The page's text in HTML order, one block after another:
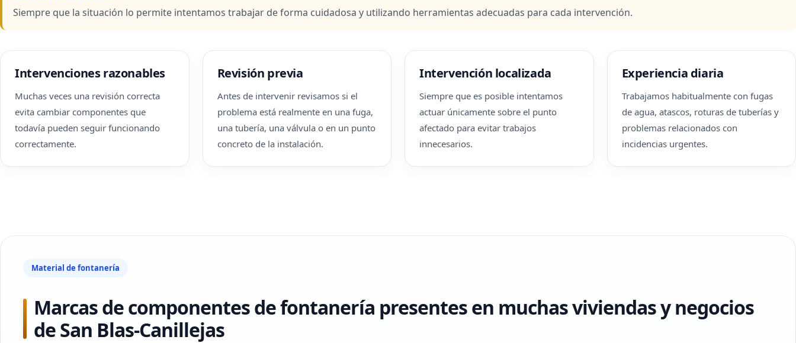
Siempre que la situación lo permite intentamos trabajar de forma cuidadosa y utilizando herramientas adecuadas para cada intervención.
Intervenciones razonables
Muchas veces una revisión correcta
evita cambiar componentes que
todavía pueden seguir funcionando
correctamente.
Revisión previa
Antes de intervenir revisamos si el
problema está realmente en una fuga,
una tubería, una válvula o en un punto
concreto de la instalación.
Intervención localizada
Siempre que es posible intentamos
actuar únicamente sobre el punto
afectado para evitar trabajos
innecesarios.
Experiencia diaria
Trabajamos habitualmente con fugas
de agua, atascos, roturas de tuberías y
problemas relacionados con
incidencias urgentes.
Material de fontanería
Marcas de componentes de fontanería presentes en muchas viviendas y negocios
de San Blas-Canillejas